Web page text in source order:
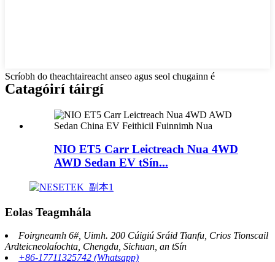
Scríobh do theachtaireacht anseo agus seol chugainn é
Catagóirí táirgí
NIO ET5 Carr Leictreach Nua 4WD
AWD Sedan EV tSín...
Eolas Teagmhála
Foirgneamh 6#, Uimh. 200 Cúigiú Sráid Tianfu, Crios Tionscail
Ardteicneolaíochta, Chengdu, Sichuan, an tSín
+86-17711325742 (Whatsapp)